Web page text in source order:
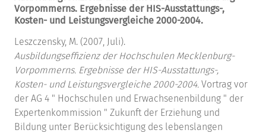
Vorpommerns. Ergebnisse der HIS-Ausstattungs-,
Kosten- und Leistungsvergleiche 2000-2004.
Leszczensky, M. (2007, Juli).
Ausbildungseffizienz der Hochschulen Mecklenburg-
Vorpommerns. Ergebnisse der HIS-Ausstattungs-,
Kosten- und Leistungsvergleiche 2000-2004. Vortrag vor
der AG 4 " Hochschulen und Erwachsenenbildung " der
Expertenkommission " Zukunft der Erziehung und
Bildung unter Berücksichtigung des lebenslangen